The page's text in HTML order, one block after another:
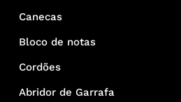
Canecas
Bloco de notas
Cordões
Abridor de Garrafa